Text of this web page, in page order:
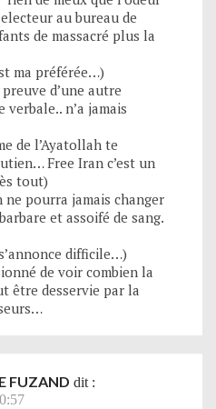
au bureau de
de massacré plus la
ma préférée…)
d’une autre
n’a jamais
de l’Ayatollah te
Free Iran c’est un
tout)
ne pourra jamais changer
et assoifé de sang.
difficile…)
de voir combien la
être desservie par la
FUZAND dit :